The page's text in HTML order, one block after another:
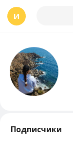
И
Подписчики